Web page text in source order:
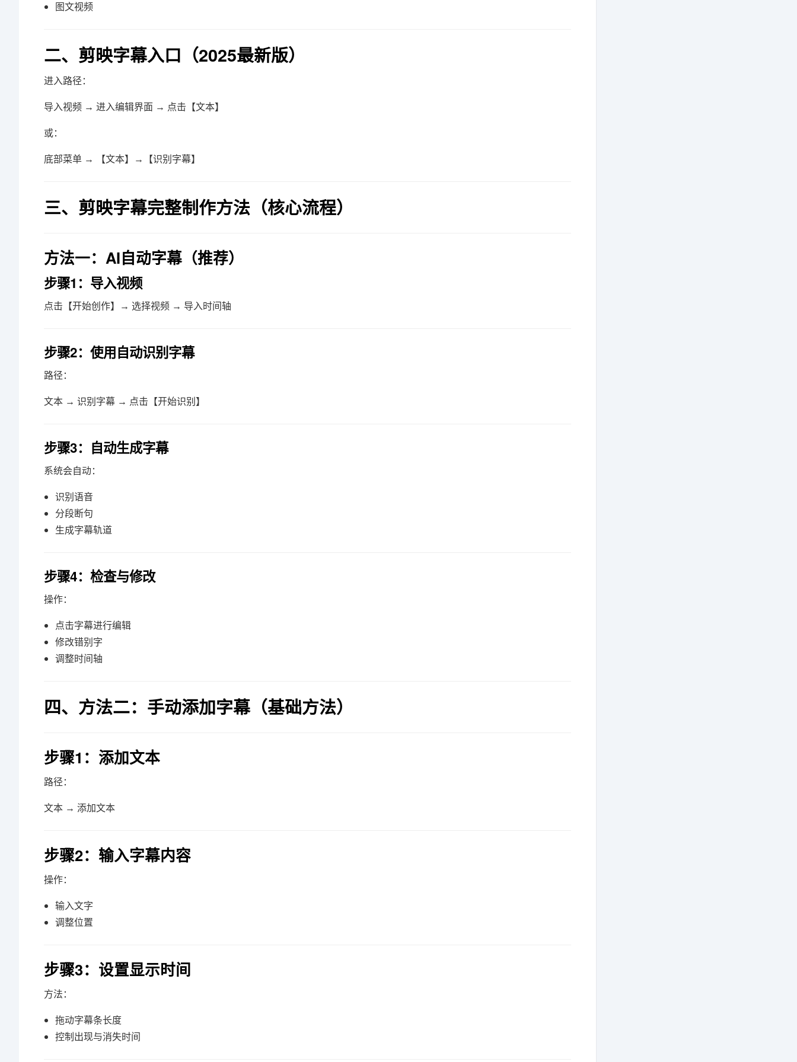
图文视频
二、剪映字幕入口（2025最新版）
进入路径：
导入视频 → 进入编辑界面 → 点击【文本】
或：
底部菜单 → 【文本】→【识别字幕】
三、剪映字幕完整制作方法（核心流程）
方法一：AI自动字幕（推荐）
步骤1：导入视频
点击【开始创作】→ 选择视频 → 导入时间轴
步骤2：使用自动识别字幕
路径：
文本 → 识别字幕 → 点击【开始识别】
步骤3：自动生成字幕
系统会自动：
识别语音
分段断句
生成字幕轨道
步骤4：检查与修改
操作：
点击字幕进行编辑
修改错别字
调整时间轴
四、方法二：手动添加字幕（基础方法）
步骤1：添加文本
路径：
文本 → 添加文本
步骤2：输入字幕内容
操作：
输入文字
调整位置
步骤3：设置显示时间
方法：
拖动字幕条长度
控制出现与消失时间